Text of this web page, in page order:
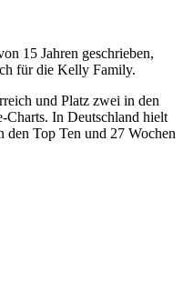
15 Jahren geschrieben,
für die Kelly Family.
und Platz zwei in den
Charts. In Deutschland hielt
den Top Ten und 27 Wochen